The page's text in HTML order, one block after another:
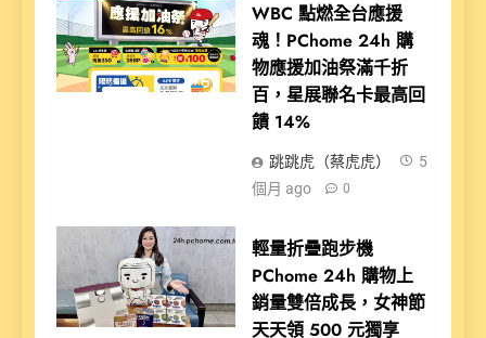
WBC 點燃全台應援
魂！PChome 24h 購
物應援加油祭滿千折
百，星展聯名卡最高回
饋 14%
跳跳虎（蔡虎虎）
5
個月 ago
0
輕量折疊跑步機
PChome 24h 購物上
銷量雙倍成長，女神節
天天領 500 元獨享